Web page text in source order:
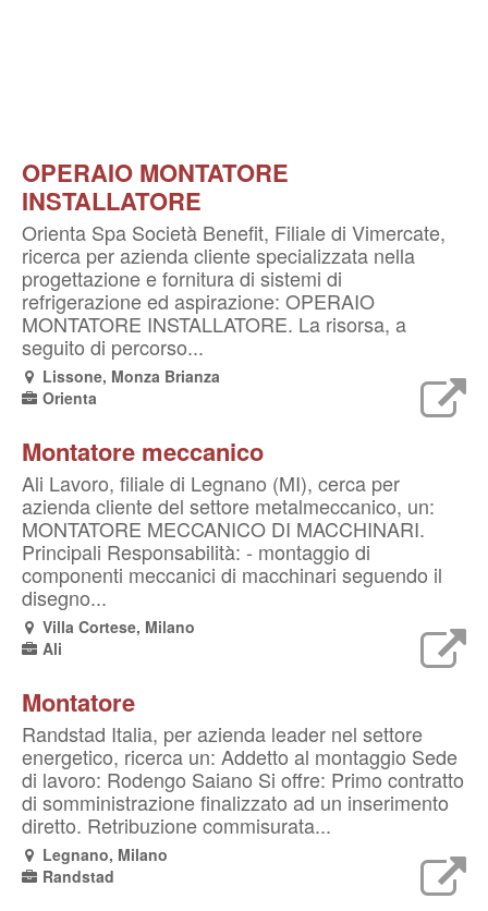
OPERAIO MONTATORE
INSTALLATORE
Orienta Spa Società Benefit, Filiale di Vimercate,
ricerca per azienda cliente specializzata nella
progettazione e fornitura di sistemi di
refrigerazione ed aspirazione: OPERAIO
MONTATORE INSTALLATORE. La risorsa, a
seguito di percorso...
Lissone, Monza Brianza
Orienta
Montatore meccanico
Ali Lavoro, filiale di Legnano (MI), cerca per
azienda cliente del settore metalmeccanico, un:
MONTATORE MECCANICO DI MACCHINARI.
Principali Responsabilità: - montaggio di
componenti meccanici di macchinari seguendo il
disegno...
Villa Cortese, Milano
Ali
Montatore
Randstad Italia, per azienda leader nel settore
energetico, ricerca un: Addetto al montaggio Sede
di lavoro: Rodengo Saiano Si offre: Primo contratto
di somministrazione finalizzato ad un inserimento
diretto. Retribuzione commisurata...
Legnano, Milano
Randstad